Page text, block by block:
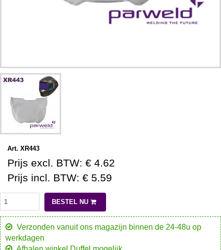
Art. XR443
Prijs excl. BTW: € 4.62
Prijs incl. BTW: € 5.59
BESTEL NU
Verzonden vanuit ons magazijn binnen de 24-48u op
werkdagen